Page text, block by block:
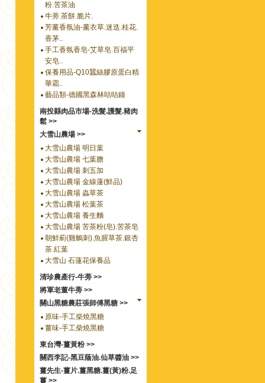
粉.苦茶油
牛蒡.茶餅.脆片.
芳薰香氛油-薰衣草.迷迭.桂花.
香茅..
手工香氛香皂-艾草皂.百福平
安皂..
保養用品-Q10蠶絲膠原蛋白精
華霜..
藝品類-德國黑森林咕咕鐘
南投縣肉品市場-洗髮.護髮.豬肉
鬆 >>
大雪山農場 >>
大雪山農場 明日葉
大雪山農場 七葉膽
大雪山農場 刺五加
大雪山農場 金線蓮(鮮品)
大雪山農場 蟲草茶
大雪山農場 松葉茶
大雪山農場 養生麵
大雪山農場 苦茶粉(皂).苦茶皂
朝鮮薊(雞鵤刺).魚腥草茶.銀杏
茶.紅葉
大雪山 石蓮花保養品
清珍農產行-牛蒡 >>
將軍老董牛蒡 >>
關山黑糖農莊張師傅黑糖 >>
原味-手工柴燒黑糖
薑味-手工柴燒黑糖
東台灣-薑黃粉 >>
關西李記-黑豆蔭油.仙草醬油 >>
薑先生-薑片.薑黑糖.薑(黃)粉.足
薑 >>